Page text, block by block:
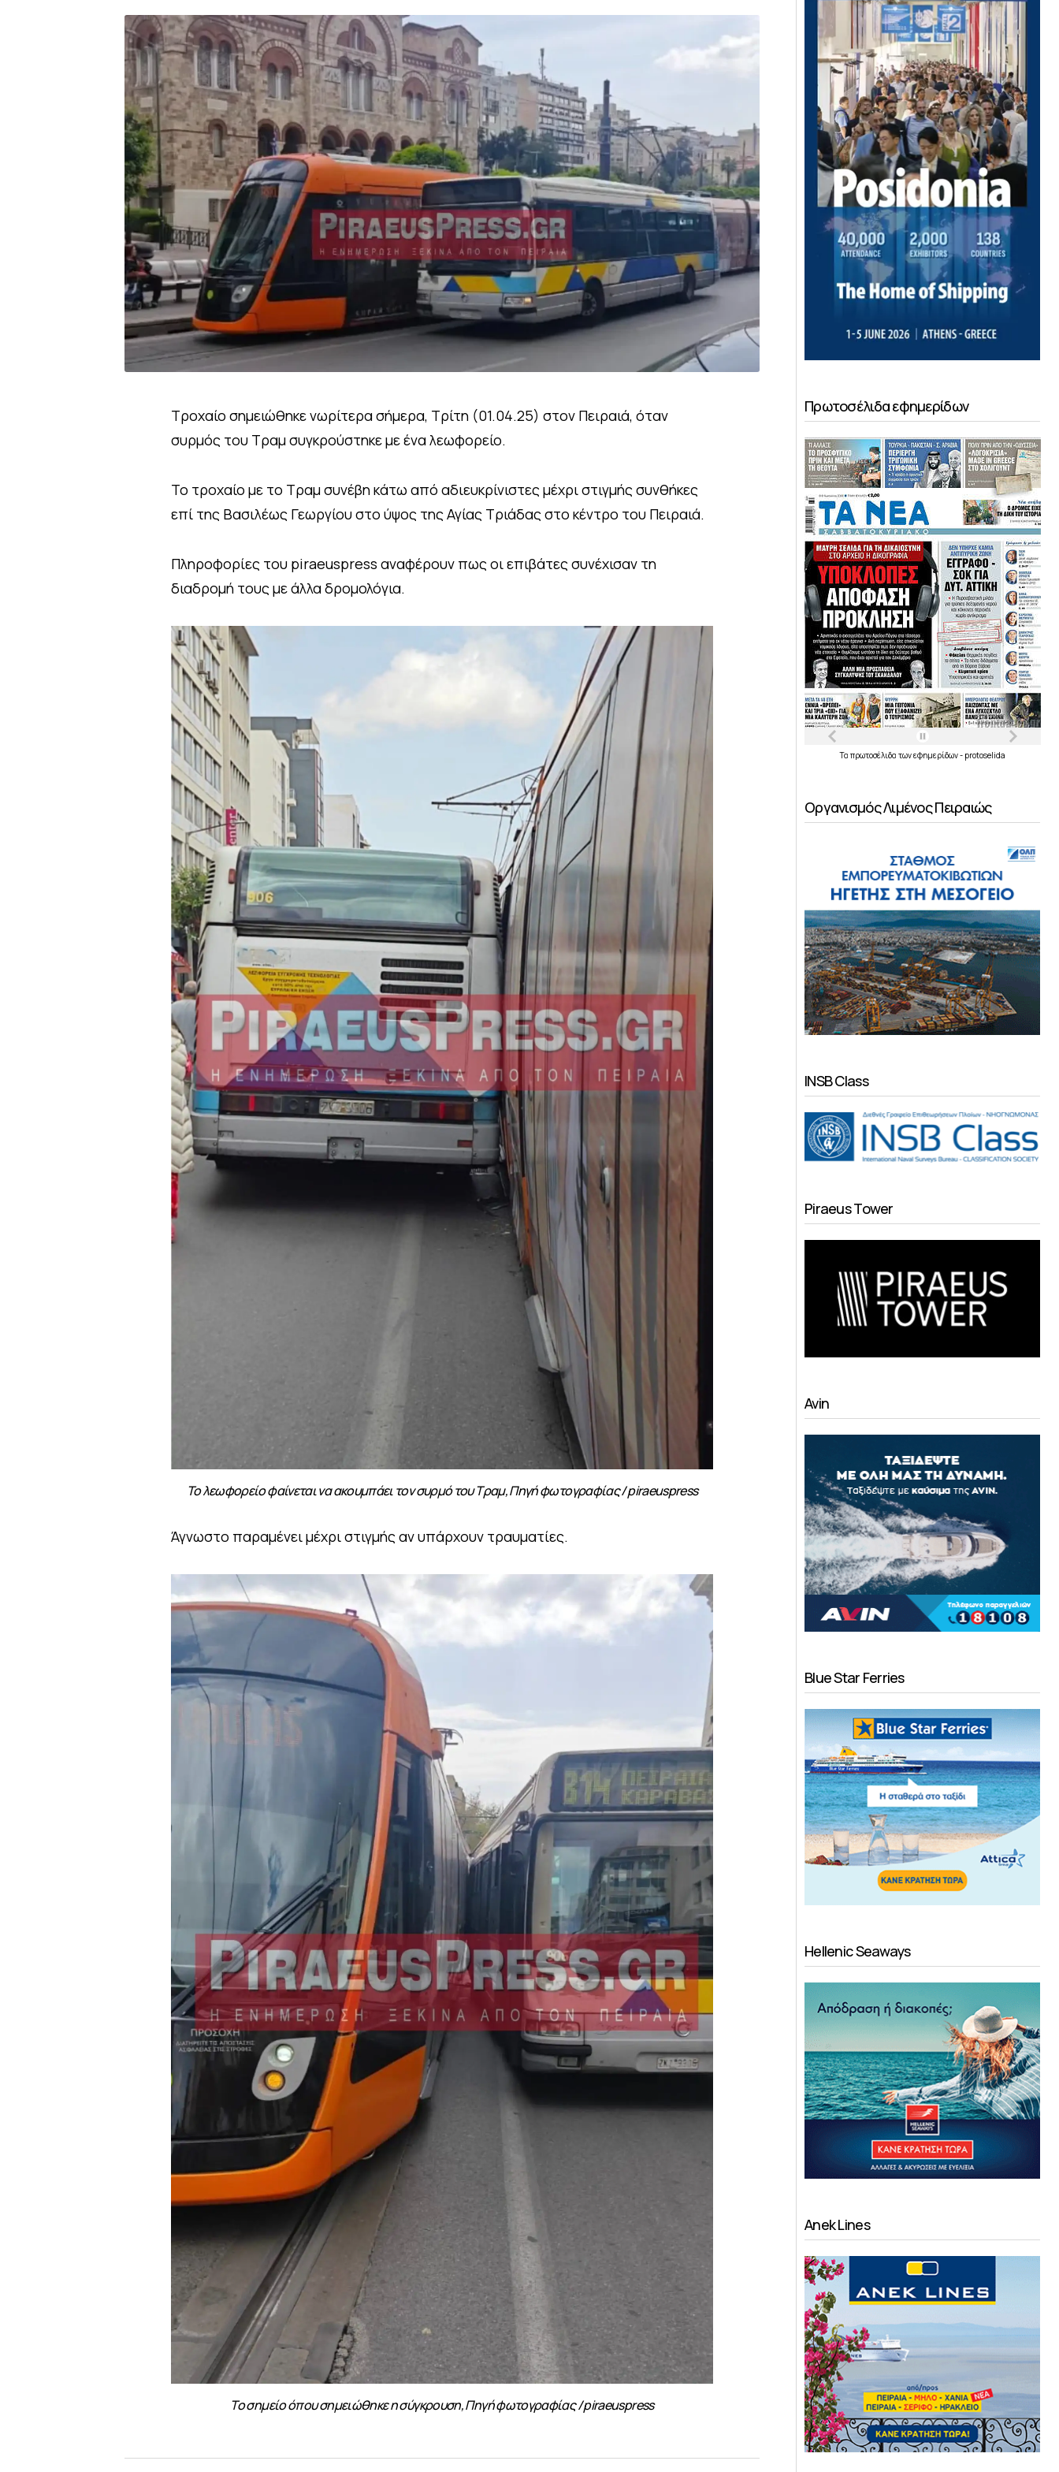
Τροχαίο σημειώθηκε νωρίτερα σήμερα, Τρίτη (01.04.25) στον Πειραιά, όταν
συρμός του Τραμ συγκρούστηκε με ένα λεωφορείο.
Το τροχαίο με το Τραμ συνέβη κάτω από αδιευκρίνιστες μέχρι στιγμής συνθήκες
επί της Βασιλέως Γεωργίου στο ύψος της Αγίας Τριάδας στο κέντρο του Πειραιά.
Πληροφορίες του piraeuspress αναφέρουν πως οι επιβάτες συνέχισαν τη
διαδρομή τους με άλλα δρομολόγια.
Το λεωφορείο φαίνεται να ακουμπάει τον συρμό του Τραμ, Πηγή φωτογραφίας / piraeuspress
Άγνωστο παραμένει μέχρι στιγμής αν υπάρχουν τραυματίες.
Το σημείο όπου σημειώθηκε η σύγκρουση, Πηγή φωτογραφίας / piraeuspress
Πρωτοσέλιδα εφημερίδων
Τα πρωτοσέλιδα τωνεφημερίδων- protoselida
Οργανισμός Λιμένος Πειραιώς
INSB Class
Piraeus Tower
Avin
Blue Star Ferries
Hellenic Seaways
Anek Lines